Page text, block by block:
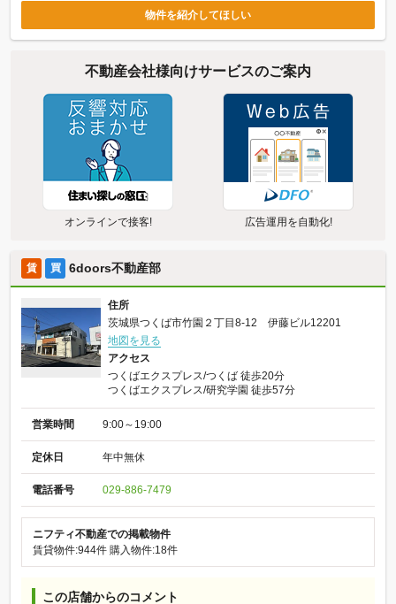
物件を紹介してほしい
不動産会社様向けサービスのご案内
オンラインで接客! 広告運用を自動化!
賃 買 6doors不動産部
住所
茨城県つくば市竹園２丁目8-12 伊藤ビル12201
地図を見る
アクセス
つくばエクスプレス/つくば 徒歩20分
つくばエクスプレス/研究学園 徒歩57分
営業時間 9:00～19:00
定休日 年中無休
電話番号 029-886-7479
ニフティ不動産での掲載物件
賃貸物件:944件 購入物件:18件
この店舗からのコメント